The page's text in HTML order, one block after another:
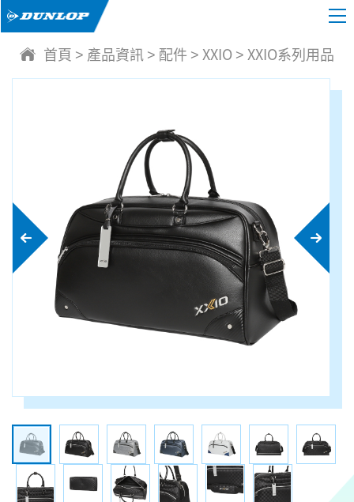
首頁 > 產品資訊 > 配件 > XXIO > XXIO系列用品